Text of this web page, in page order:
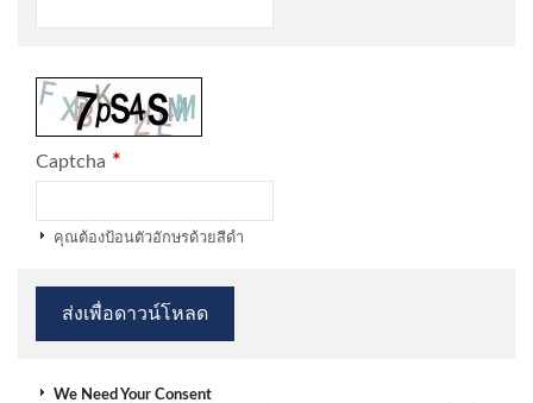
Captcha *
คุณต้องป้อนตัวอักษรด้วยสีดำ
We Need Your Consent